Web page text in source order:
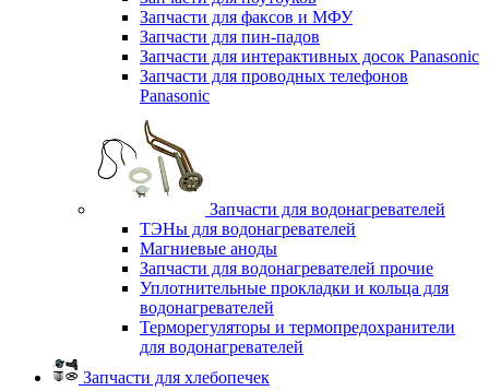
Запчасти для факсов и МФУ
Запчасти для пин-падов
Запчасти для интерактивных досок Panasonic
Запчасти для проводных телефонов
Panasonic
Запчасти для водонагревателей
ТЭНы для водонагревателей
Магниевые аноды
Запчасти для водонагревателей прочие
Уплотнительные прокладки и кольца для
водонагревателей
Терморегуляторы и термопредохранители
для водонагревателей
Запчасти для хлебопечек